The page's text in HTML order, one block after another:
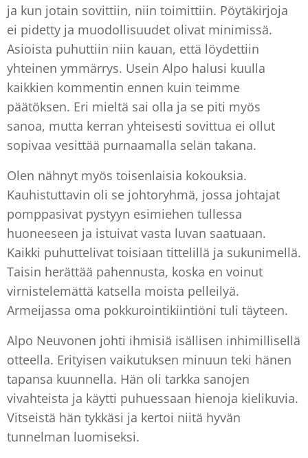
ja kun jotain sovittiin, niin toimittiin. Pöytäkirjoja
ei pidetty ja muodollisuudet olivat minimissä.
Asioista puhuttiin niin kauan, että löydettiin
yhteinen ymmärrys. Usein Alpo halusi kuulla
kaikkien kommentin ennen kuin teimme
päätöksen. Eri mieltä sai olla ja se piti myös
sanoa, mutta kerran yhteisesti sovittua ei ollut
sopivaa vesittää purnaamalla selän takana.
Olen nähnyt myös toisenlaisia kokouksia.
Kauhistuttavin oli se johtoryhmä, jossa johtajat
pomppasivat pystyyn esimiehen tullessa
huoneeseen ja istuivat vasta luvan saatuaan.
Kaikki puhuttelivat toisiaan tittelillä ja sukunimellä.
Taisin herättää pahennusta, koska en voinut
virnistelemättä katsella moista pelleilyä.
Armeijassa oma pokkurointikiintiöni tuli täyteen.
Alpo Neuvonen johti ihmisiä isällisen inhimillisellä
otteella. Erityisen vaikutuksen minuun teki hänen
tapansa kuunnella. Hän oli tarkka sanojen
vivahteista ja käytti puhuessaan hienoja kielikuvia.
Vitseistä hän tykkäsi ja kertoi niitä hyvän
tunnelman luomiseksi.